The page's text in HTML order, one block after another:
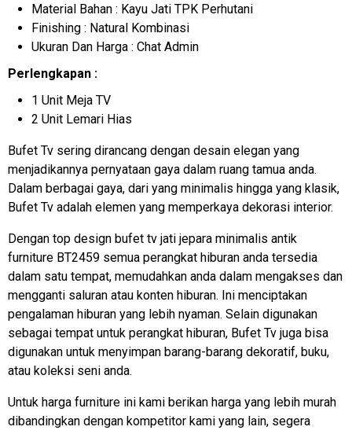
Material Bahan : Kayu Jati TPK Perhutani
Finishing : Natural Kombinasi
Ukuran Dan Harga : Chat Admin
Perlengkapan :
1 Unit Meja TV
2 Unit Lemari Hias
Bufet Tv sering dirancang dengan desain elegan yang
menjadikannya pernyataan gaya dalam ruang tamua anda.
Dalam berbagai gaya, dari yang minimalis hingga yang klasik,
Bufet Tv adalah elemen yang memperkaya dekorasi interior.
Dengan top design bufet tv jati jepara minimalis antik
furniture BT2459 semua perangkat hiburan anda tersedia
dalam satu tempat, memudahkan anda dalam mengakses dan
mengganti saluran atau konten hiburan. Ini menciptakan
pengalaman hiburan yang lebih nyaman. Selain digunakan
sebagai tempat untuk perangkat hiburan, Bufet Tv juga bisa
digunakan untuk menyimpan barang-barang dekoratif, buku,
atau koleksi seni anda.
Untuk harga furniture ini kami berikan harga yang lebih murah
dibandingkan dengan kompetitor kami yang lain, segera